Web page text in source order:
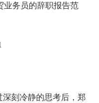
业务员的辞职报告范
刻冷静的思考后，郑